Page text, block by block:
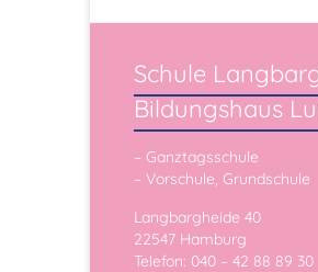
Schule
Bildungshaus
– Ganztagsschule
– Vorschule, Grundschule
Langbargheide 40
22547 Hamburg
Telefon: 040 – 42 88 89 30